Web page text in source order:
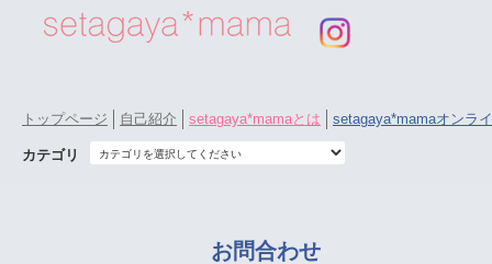
トップページ 自己紹介 setagaya*mamaとは setagaya*mamaオンラ
カテゴリ
お問合わせ